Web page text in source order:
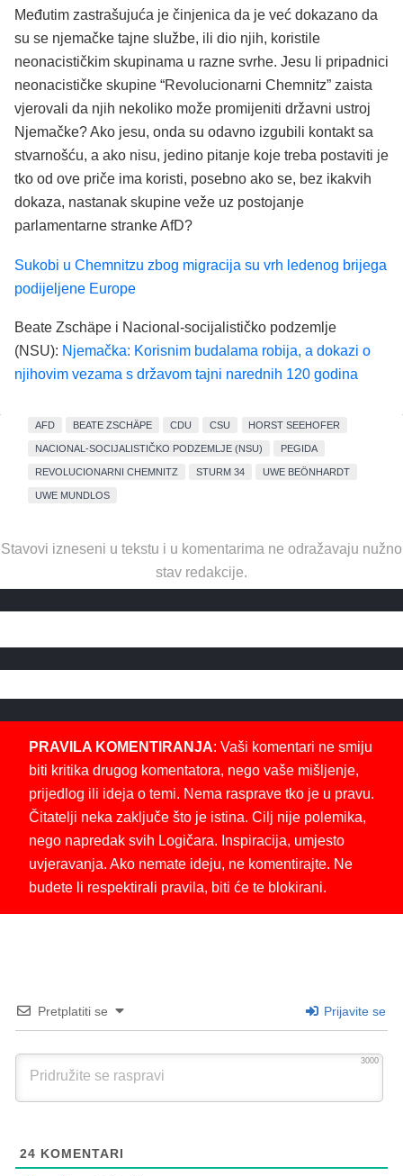
Međutim zastrašujuća je činjenica da je već dokazano da
su se njemačke tajne službe, ili dio njih, koristile
neonacističkim skupinama u razne svrhe. Jesu li pripadnici
neonacističke skupine “Revolucionarni Chemnitz” zaista
vjerovali da njih nekoliko može promijeniti državni ustroj
Njemačke? Ako jesu, onda su odavno izgubili kontakt sa
stvarnošću, a ako nisu, jedino pitanje koje treba postaviti je
tko od ove priče ima koristi, posebno ako se, bez ikakvih
dokaza, nastanak skupine veže uz postojanje
parlamentarne stranke AfD?
Sukobi u Chemnitzu zbog migracija su vrh ledenog brijega
podijeljene Europe
Beate Zschäpe i Nacional-socijalističko podzemlje
(NSU): Njemačka: Korisnim budalama robija, a dokazi o
njihovim vezama s državom tajni narednih 120 godina
AFD BEATE ZSCHÄPE CDU CSU HORST SEEHOFER
NACIONAL-SOCIJALISTIČKO PODZEMLJE (NSU) PEGIDA
REVOLUCIONARNI CHEMNITZ STURM 34 UWE BEÖNHARDT
UWE MUNDLOS
Stavovi izneseni u tekstu i u komentarima ne odražavaju nužno
stav redakcije.
PRAVILA KOMENTIRANJA: Vaši komentari ne smiju
biti kritika drugog komentatora, nego vaše mišljenje,
prijedlog ili ideja o temi. Nema rasprave tko je u pravu.
Čitatelji neka zaključe što je istina. Cilj nije polemika,
nego napredak svih Logičara. Inspiracija, umjesto
uvjeravanja. Ako nemate ideju, ne komentirajte. Ne
budete li respektirali pravila, biti će te blokirani.
Pretplatiti se Prijavite se
3000
24 KOMENTARI